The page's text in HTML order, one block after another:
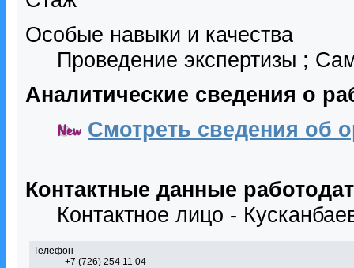
Особые навыки и качества
Проведение экспертизы ;
Аналитические сведения о
Смотреть сведения об
Контактные данные
Контактное лицо -
Телефон
+7 (726) 254 11 04